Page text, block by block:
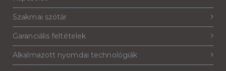
Szakmai szótár
Garanciális feltételek
Alkalmazott nyomdai technológiák